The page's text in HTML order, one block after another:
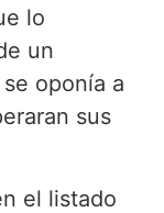
lo
un
oponía a
sus
el listado